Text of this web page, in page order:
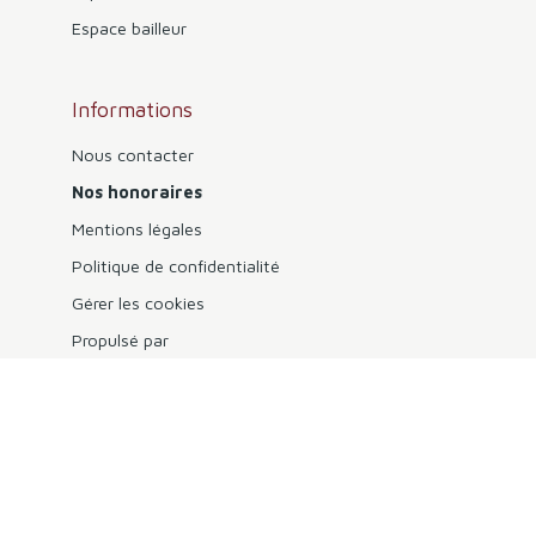
Espace bailleur
Informations
Nous contacter
Nos honoraires
Mentions légales
Politique de confidentialité
Gérer les cookies
Propulsé par